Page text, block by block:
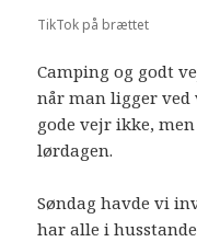
TikTok på brættet
Camping og godt
når man ligger
gode vejr ikke,
lørdagen.
Søndag havde vi
har alle i